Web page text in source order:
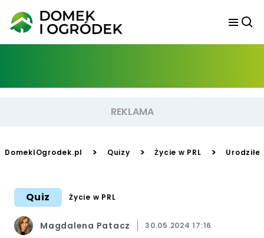
DomekIOgrodek.pl > Quizy > Życie w PRL >
Quiz Życie w PRL
Magdalena Patacz 30.05.2024 17:16